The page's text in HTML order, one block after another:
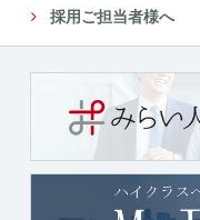
採用ご担当者様へ